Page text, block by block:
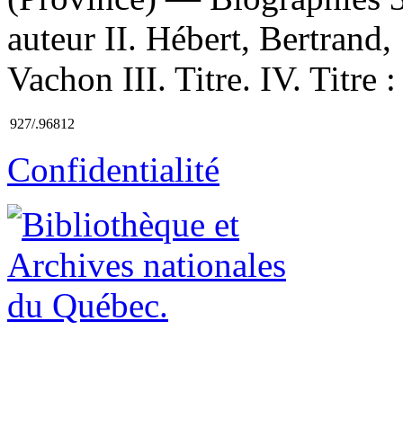
auteur II. Hébert,
Vachon III. Titre. IV. Titre
927/.96812
Confidentialité